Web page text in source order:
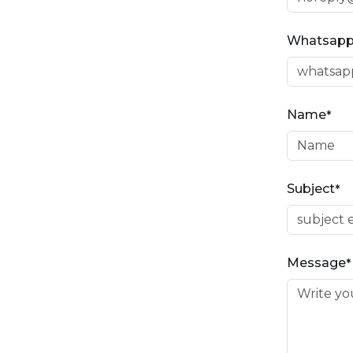
Name*
Subject*
Message*